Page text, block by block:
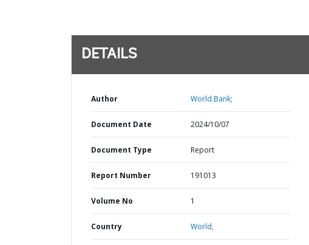
DETAILS
Author World Bank;
Document Date 2024/10/07
Document Type Report
Report Number 191013
Volume No 1
Country World,